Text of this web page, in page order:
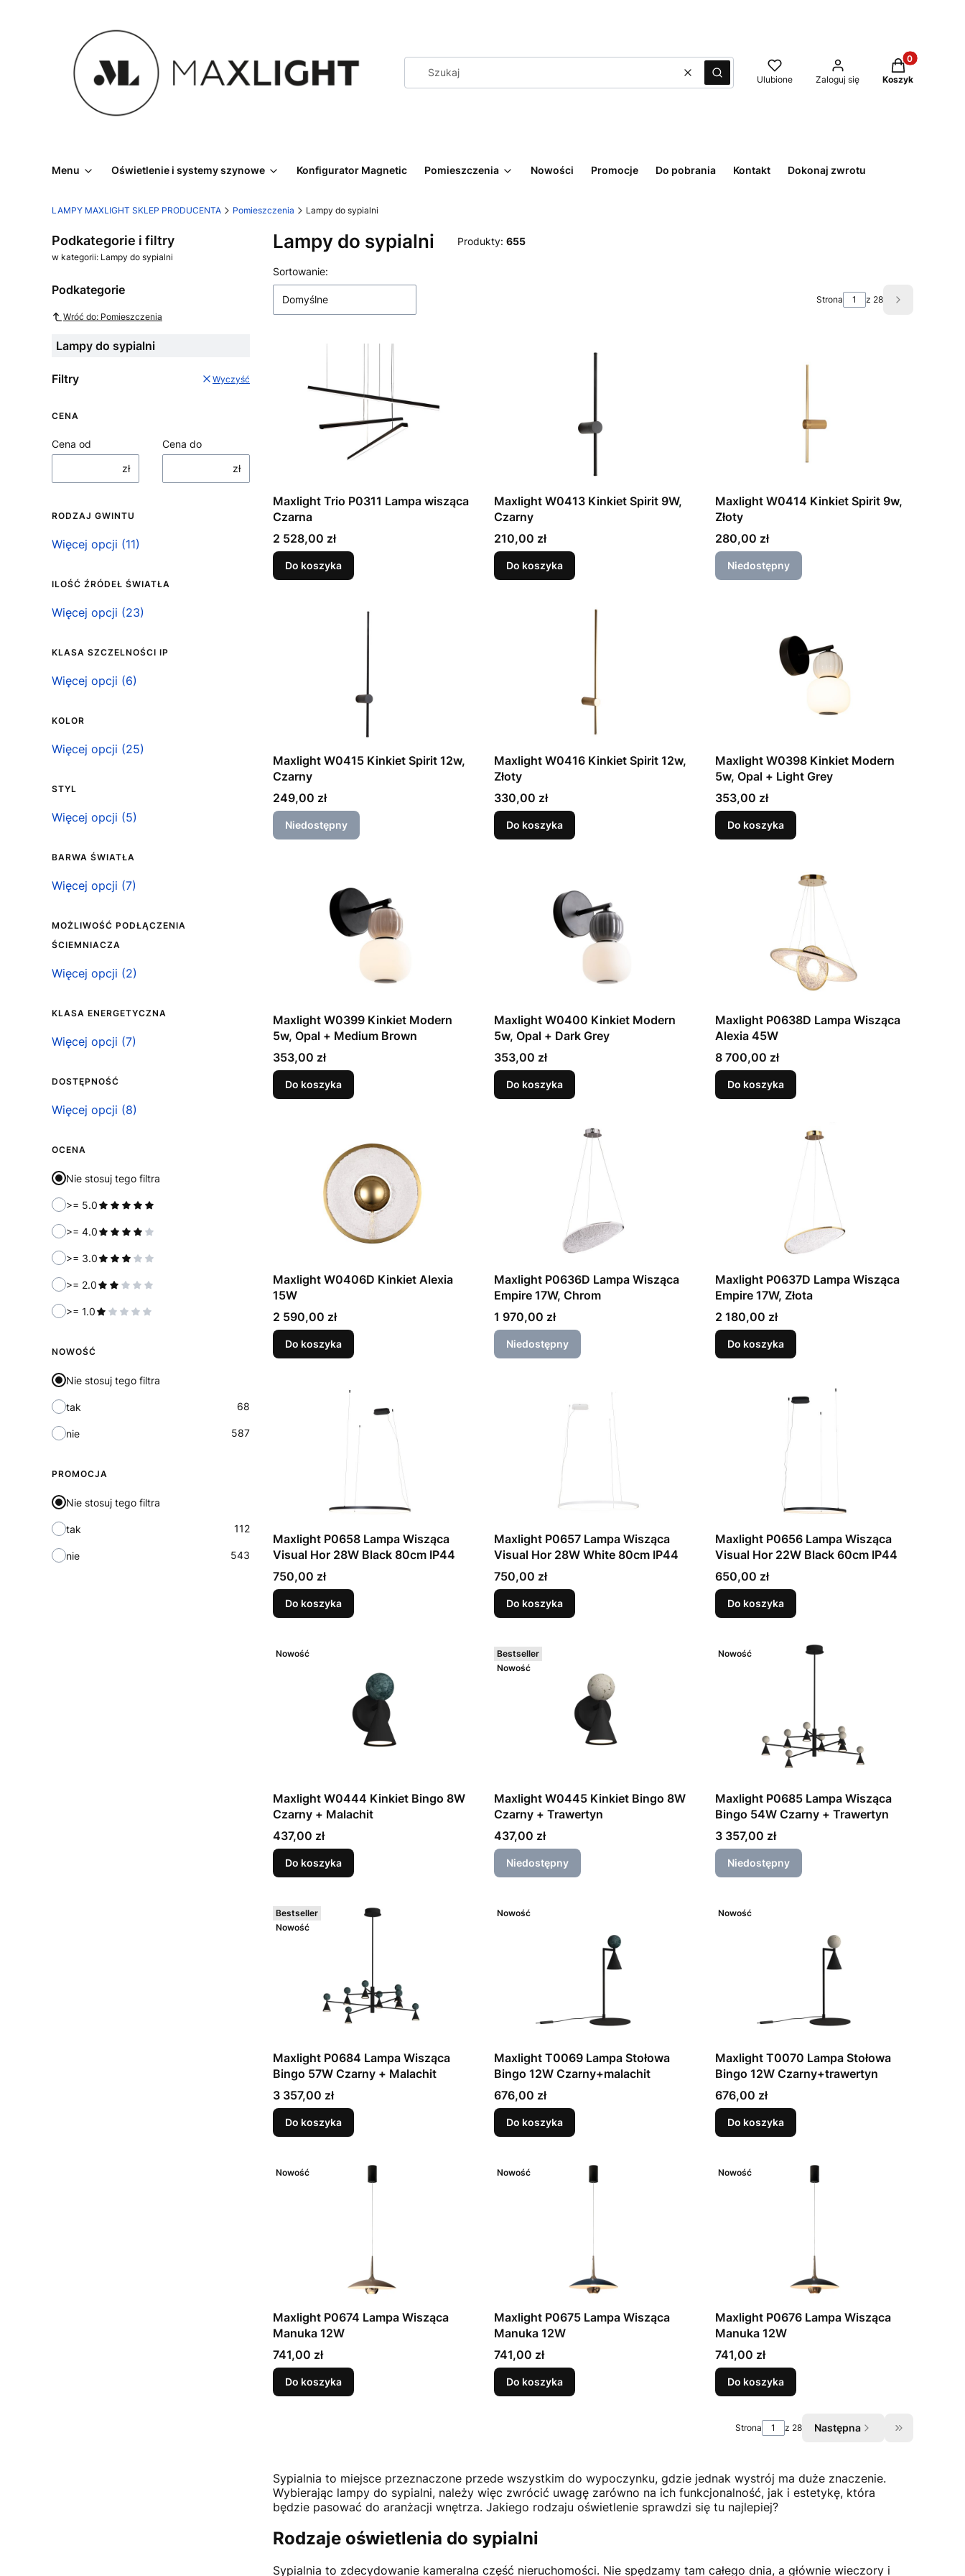
WyczyśćSzukaj Ulubione Zaloguj się
Produkty w
Koszyk
Menu Oświetlenie i systemy szynowe Konfigurator Magnetic Pomieszczenia Nowości Promocje Do pobrania Kontakt Dokonaj zwrotu
LAMPY MAXLIGHT SKLEP PRODUCENTA Pomieszczenia Lampy do sypialni
Podkategorie i filtry
w kategorii: Lampy do sypialni
Podkategorie
Wróć do: Pomieszczenia
Lampy do sypialni
Filtry Wyczyść
CENA
Cena od
zł
Cena do
zł
RODZAJ GWINTU
Rodzaj gwintu
Więcej opcji (11)
ILOŚĆ ŹRÓDEŁ ŚWIATŁA
Ilość źródeł światła
Więcej opcji (23)
KLASA SZCZELNOŚCI IP
Klasa szczelności IP
Więcej opcji (6)
KOLOR
Kolor
Więcej opcji (25)
STYL
Styl
Więcej opcji (5)
BARWA ŚWIATŁA
Barwa światła
Więcej opcji (7)
MOŻLIWOŚĆ PODŁĄCZENIA
ŚCIEMNIACZA
Możliwość podłączenia ściemniacza
Więcej opcji (2)
KLASA ENERGETYCZNA
Klasa energetyczna
Więcej opcji (7)
DOSTĘPNOŚĆ
Dostępność
Więcej opcji (8)
OCENA
Nie stosuj tego filtra
>= 5.0
>= 4.0
>= 3.0
>= 2.0
>= 1.0
NOWOŚĆ
Nie stosuj tego filtra
tak 68
nie 587
PROMOCJA
Nie stosuj tego filtra
tak 112
nie 543
Lampy do sypialni Produkty: 655
Lista produktów
Sortowanie:
Domyślne Strona z 28 Następne
Maxlight Trio P0311 Lampa wisząca
Czarna
Cena
2 528,00 zł
Do koszyka
Maxlight W0413 Kinkiet Spirit 9W,
Czarny
Cena
210,00 zł
Do koszyka
Maxlight W0414 Kinkiet Spirit 9w,
Złoty
Cena
280,00 zł
Niedostępny
Maxlight W0415 Kinkiet Spirit 12w,
Czarny
Cena
249,00 zł
Niedostępny
Maxlight W0416 Kinkiet Spirit 12w,
Złoty
Cena
330,00 zł
Do koszyka
Maxlight W0398 Kinkiet Modern
5w, Opal + Light Grey
Cena
353,00 zł
Do koszyka
Maxlight W0399 Kinkiet Modern
5w, Opal + Medium Brown
Cena
353,00 zł
Do koszyka
Maxlight W0400 Kinkiet Modern
5w, Opal + Dark Grey
Cena
353,00 zł
Do koszyka
Maxlight P0638D Lampa Wisząca
Alexia 45W
Cena
8 700,00 zł
Do koszyka
Maxlight W0406D Kinkiet Alexia
15W
Cena
2 590,00 zł
Do koszyka
Maxlight P0636D Lampa Wisząca
Empire 17W, Chrom
Cena
1 970,00 zł
Niedostępny
Maxlight P0637D Lampa Wisząca
Empire 17W, Złota
Cena
2 180,00 zł
Do koszyka
Maxlight P0658 Lampa Wisząca
Visual Hor 28W Black 80cm IP44
Cena
750,00 zł
Do koszyka
Maxlight P0657 Lampa Wisząca
Visual Hor 28W White 80cm IP44
Cena
750,00 zł
Do koszyka
Maxlight P0656 Lampa Wisząca
Visual Hor 22W Black 60cm IP44
Cena
650,00 zł
Do koszyka
Nowość
Maxlight W0444 Kinkiet Bingo 8W
Czarny + Malachit
Cena
437,00 zł
Do koszyka
Bestseller
Nowość
Maxlight W0445 Kinkiet Bingo 8W
Czarny + Trawertyn
Cena
437,00 zł
Niedostępny
Nowość
Maxlight P0685 Lampa Wisząca
Bingo 54W Czarny + Trawertyn
Cena
3 357,00 zł
Niedostępny
Bestseller
Nowość
Maxlight P0684 Lampa Wisząca
Bingo 57W Czarny + Malachit
Cena
3 357,00 zł
Do koszyka
Nowość
Maxlight T0069 Lampa Stołowa
Bingo 12W Czarny+malachit
Cena
676,00 zł
Do koszyka
Nowość
Maxlight T0070 Lampa Stołowa
Bingo 12W Czarny+trawertyn
Cena
676,00 zł
Do koszyka
Nowość
Maxlight P0674 Lampa Wisząca
Manuka 12W
Cena
741,00 zł
Do koszyka
Nowość
Maxlight P0675 Lampa Wisząca
Manuka 12W
Cena
741,00 zł
Do koszyka
Nowość
Maxlight P0676 Lampa Wisząca
Manuka 12W
Cena
741,00 zł
Do koszyka
Strona z 28 Następna Przejdź do
Sypialnia to miejsce przeznaczone przede wszystkim do wypoczynku, gdzie jednak wystrój ma duże znaczenie.
Wybierając lampy do sypialni, należy więc zwrócić uwagę zarówno na ich funkcjonalność, jak i estetykę, która
będzie pasować do aranżacji wnętrza. Jakiego rodzaju oświetlenie sprawdzi się tu najlepiej?
Rodzaje oświetlenia do sypialni
Sypialnia to zdecydowanie kameralna część nieruchomości. Nie spędzamy tam całego dnia, a głównie wieczory i